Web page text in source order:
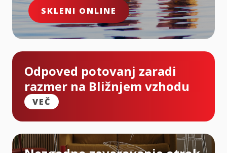
SKLENI ONLINE
Odpoved potovanj zaradi
razmer na Bližnjem vzhodu
VEČ